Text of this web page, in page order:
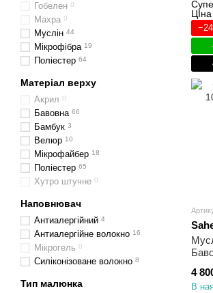
4
В
Гобелен 0
Махра 0
Муслін 44
Мікрофібра 19
Поліестер 64
Матеріал верху
Акрил 0
Бавовна 66
Бамбук 3
Велюр 10
Мікрофайбер 18
Поліестер 65
Хутро штучне 0
Наповнювач
Антиалергійний 4
Антиалергійне волокно 16
Мікрогель 0
Силіконізоване волокно 8
Тип малюнка